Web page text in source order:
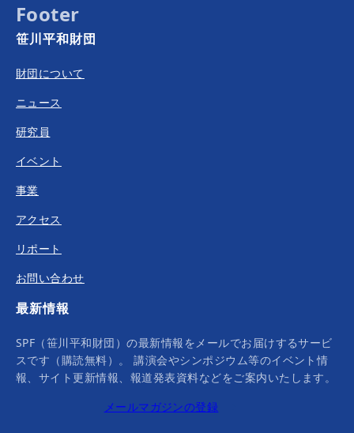
Footer
笹川平和財団
財団について
ニュース
研究員
イベント
事業
アクセス
リポート
お問い合わせ
最新情報
SPF（笹川平和財団）の最新情報をメールでお届けするサービ
スです（購読無料）。 講演会やシンポジウム等のイベント情
報、サイト更新情報、報道発表資料などをご案内いたします。
メールマガジンの登録